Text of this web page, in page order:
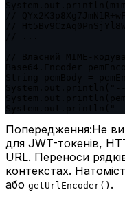
// Власний MIME-
Base64.Encoder
Попередження:Не
для JWT-токенів,
URL. Переноси
контекстах.
або getUrlEncoder() .